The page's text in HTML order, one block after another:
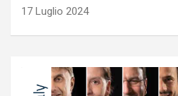
17 Luglio 2024